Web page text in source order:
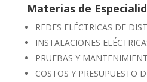
Materias de
REDES ELÉCTRICAS DE
INSTALACIONES
PRUEBAS Y
COSTOS Y PRESUPUESTO